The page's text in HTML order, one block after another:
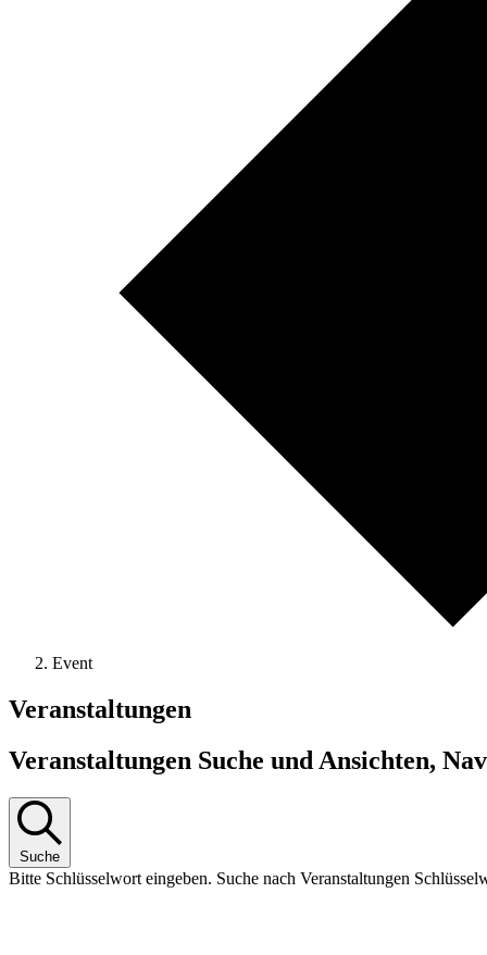
Event
Veranstaltungen
Veranstaltungen Suche und Ansichten,
Suche
Bitte Schlüsselwort eingeben. Suche nach Veranstaltungen